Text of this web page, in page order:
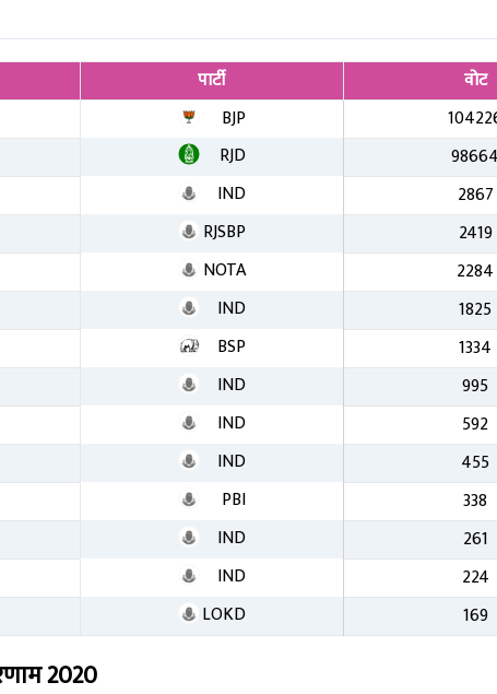
पार्टी
वोट
BJP
RJD
98664
IND
2867
RJSBP
2419
NOTA
2284
IND
1825
BSP
1334
IND
995
IND
592
IND
455
PBI
338
IND
261
IND
224
LOKD 169
2020